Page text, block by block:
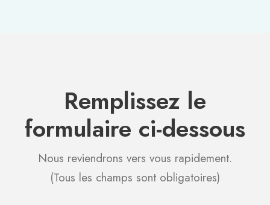
Remplissez le
formulaire ci-dessous
Nous reviendrons vers vous rapidement.
(Tous les champs sont obligatoires)